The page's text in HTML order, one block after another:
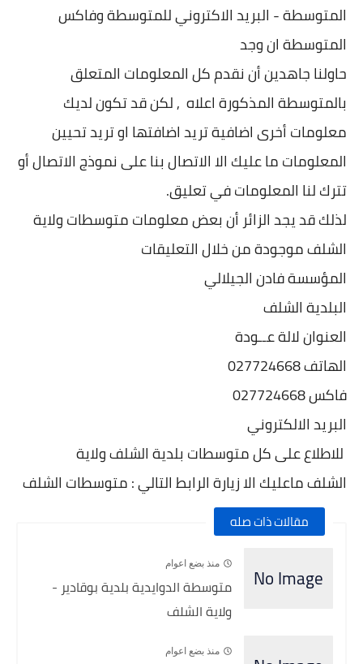
المتوسطة - البريد الاكتروني للمتوسطة وفاكس
المتوسطة ان وجد
حاولنا جاهدين أن نقدم كل المعلومات المتعلق
بالمتوسطة المذكورة اعلاه , لكن قد تكون لديك
معلومات أخرى اضافية تريد اضافتها او تريد تحيين
المعلومات ما عليك الا الاتصال بنا على نموذج الاتصال أو
تترك لنا المعلومات في تعليق.
لذلك قد يجد الزائر أن بعض معلومات متوسطات ولاية
الشلف موجودة من خلال التعليقات
المؤسسة فادن الجيلالي
البلدية الشلف
العنوان لالة عــودة
الهاتف 027724668
فاكس 027724668
البريد الالكتروني
للاطلاع على كل متوسطات بلدية الشلف ولاية
الشلف ماعليك الا زيارة الرابط التالي : متوسطات الشلف
مقالات ذات صله
منذ بضع اعوام
متوسطة الدوايدية بلدية بوقادير -
ولاية الشلف
منذ بضع اعوام